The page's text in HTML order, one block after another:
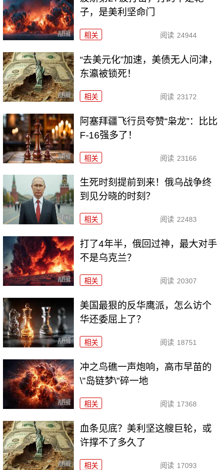
子，是美利坚命门
相关 阅读 24944
“去美元化”加速，美债无人问津，
东瀛被锁死！
相关 阅读 23172
阿塞拜疆飞行员夸赞“枭龙”：比比
F-16强多了！
相关 阅读 23166
生死时刻提前到来！俄乌战争终
到见分晓的时刻？
相关 阅读 22483
打了4年半，俄回过神，最大对手
不是乌克兰？
相关 阅读 20307
美国最狠的反华鹰派，怎么访个
华还委屈上了？
相关 阅读 18751
冲之鸟礁一声炮响，高市早苗的
\"岛链梦\"碎一地
相关 阅读 17368
血条见底？美利坚这艘巨轮，或
许撑不了多久了
相关 阅读 17093